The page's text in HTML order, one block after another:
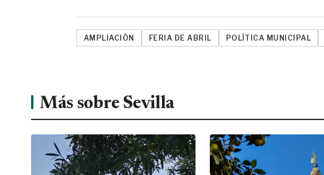
AMPLIACIÓN FERIA DE ABRIL POLÍTICA MUNICIPAL
Más sobre Sevilla